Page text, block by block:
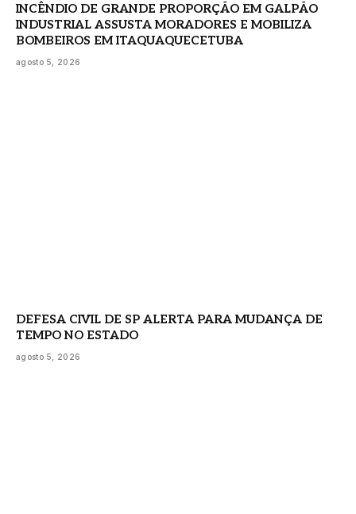
INCÊNDIO DE GRANDE PROPORÇÃO EM GALPÃO
INDUSTRIAL ASSUSTA MORADORES E MOBILIZA
BOMBEIROS EM ITAQUAQUECETUBA
agosto 5, 2026
DEFESA CIVIL DE SP ALERTA PARA MUDANÇA DE
TEMPO NO ESTADO
agosto 5, 2026